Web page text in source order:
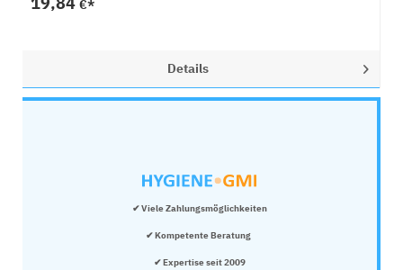
€*
Details
✔ Viele Zahlungsmöglichkeiten
✔ Kompetente Beratung
✔ Expertise seit 2009